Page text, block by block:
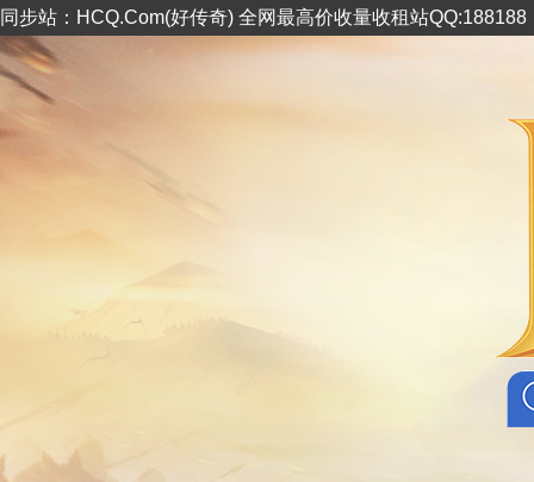
同步站：HCQ.Com(好传奇) 全网最高价收量收租站